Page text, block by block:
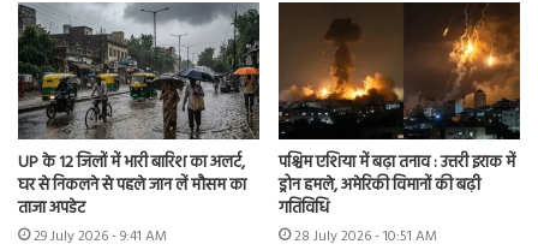
UP के 12 जिलों में भारी बारिश का अलर्ट,
घर से निकलने से पहले जान लें मौसम का
ताजा अपडेट
29 July 2026 - 9:41 AM
पश्चिम एशिया में बढ़ा तनाव : उत्तरी इराक में
ड्रोन हमले, अमेरिकी विमानों की बढ़ी
गतिविधि
28 July 2026 - 10:51 AM